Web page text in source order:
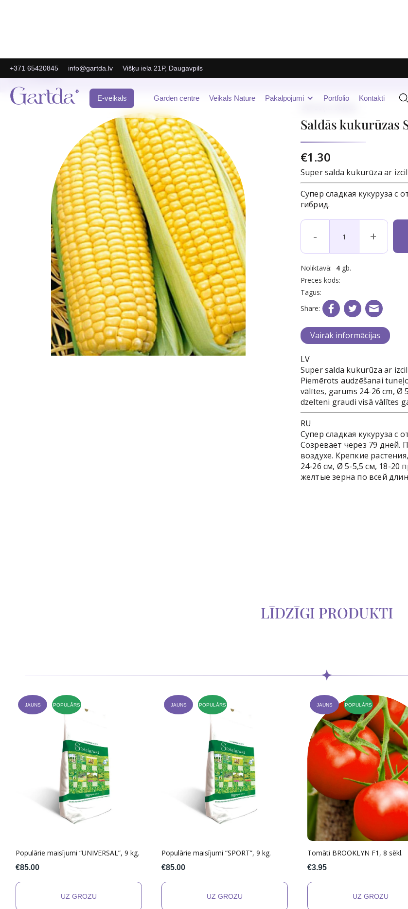
+371 65420845 info@gartda.lv Višķu iela 21P, Daugavpils
E-veikals Garden centre Veikals Nature Pakalpojumi Portfolio Kontakti
E-Veikals
Saldās kukurūzas
€1.30
Super salda kukurūza ar
Супер сладкая кукуруза
гибрид.
- +
Noliktavā: 4gb.
Preces kods:
Tagus:
Share:
Vairāk informācijas
LV
Super salda kukurūza ar
Piemērots audzēšanai
vālītes, garums 24-26 cm, Ø
dzelteni graudi visā vālītes
RU
Супер сладкая кукуруза
Созревает через 79
воздухе. Крепкие
24-26 см, Ø 5-5,5 см, 18-20
желтые зерна по всей
LĪDZĪGI PRODUKTI
JAUNS POPULĀRS
Populārie maisījumi “UNIVERSAL”, 9 kg.
€85.00
JAUNS POPULĀRS
Populārie maisījumi “SPORT”, 9 kg.
€85.00
JAUNS POPULĀRS
Tomāti BROOKLYN F1, 8 sēkl.
€3.95